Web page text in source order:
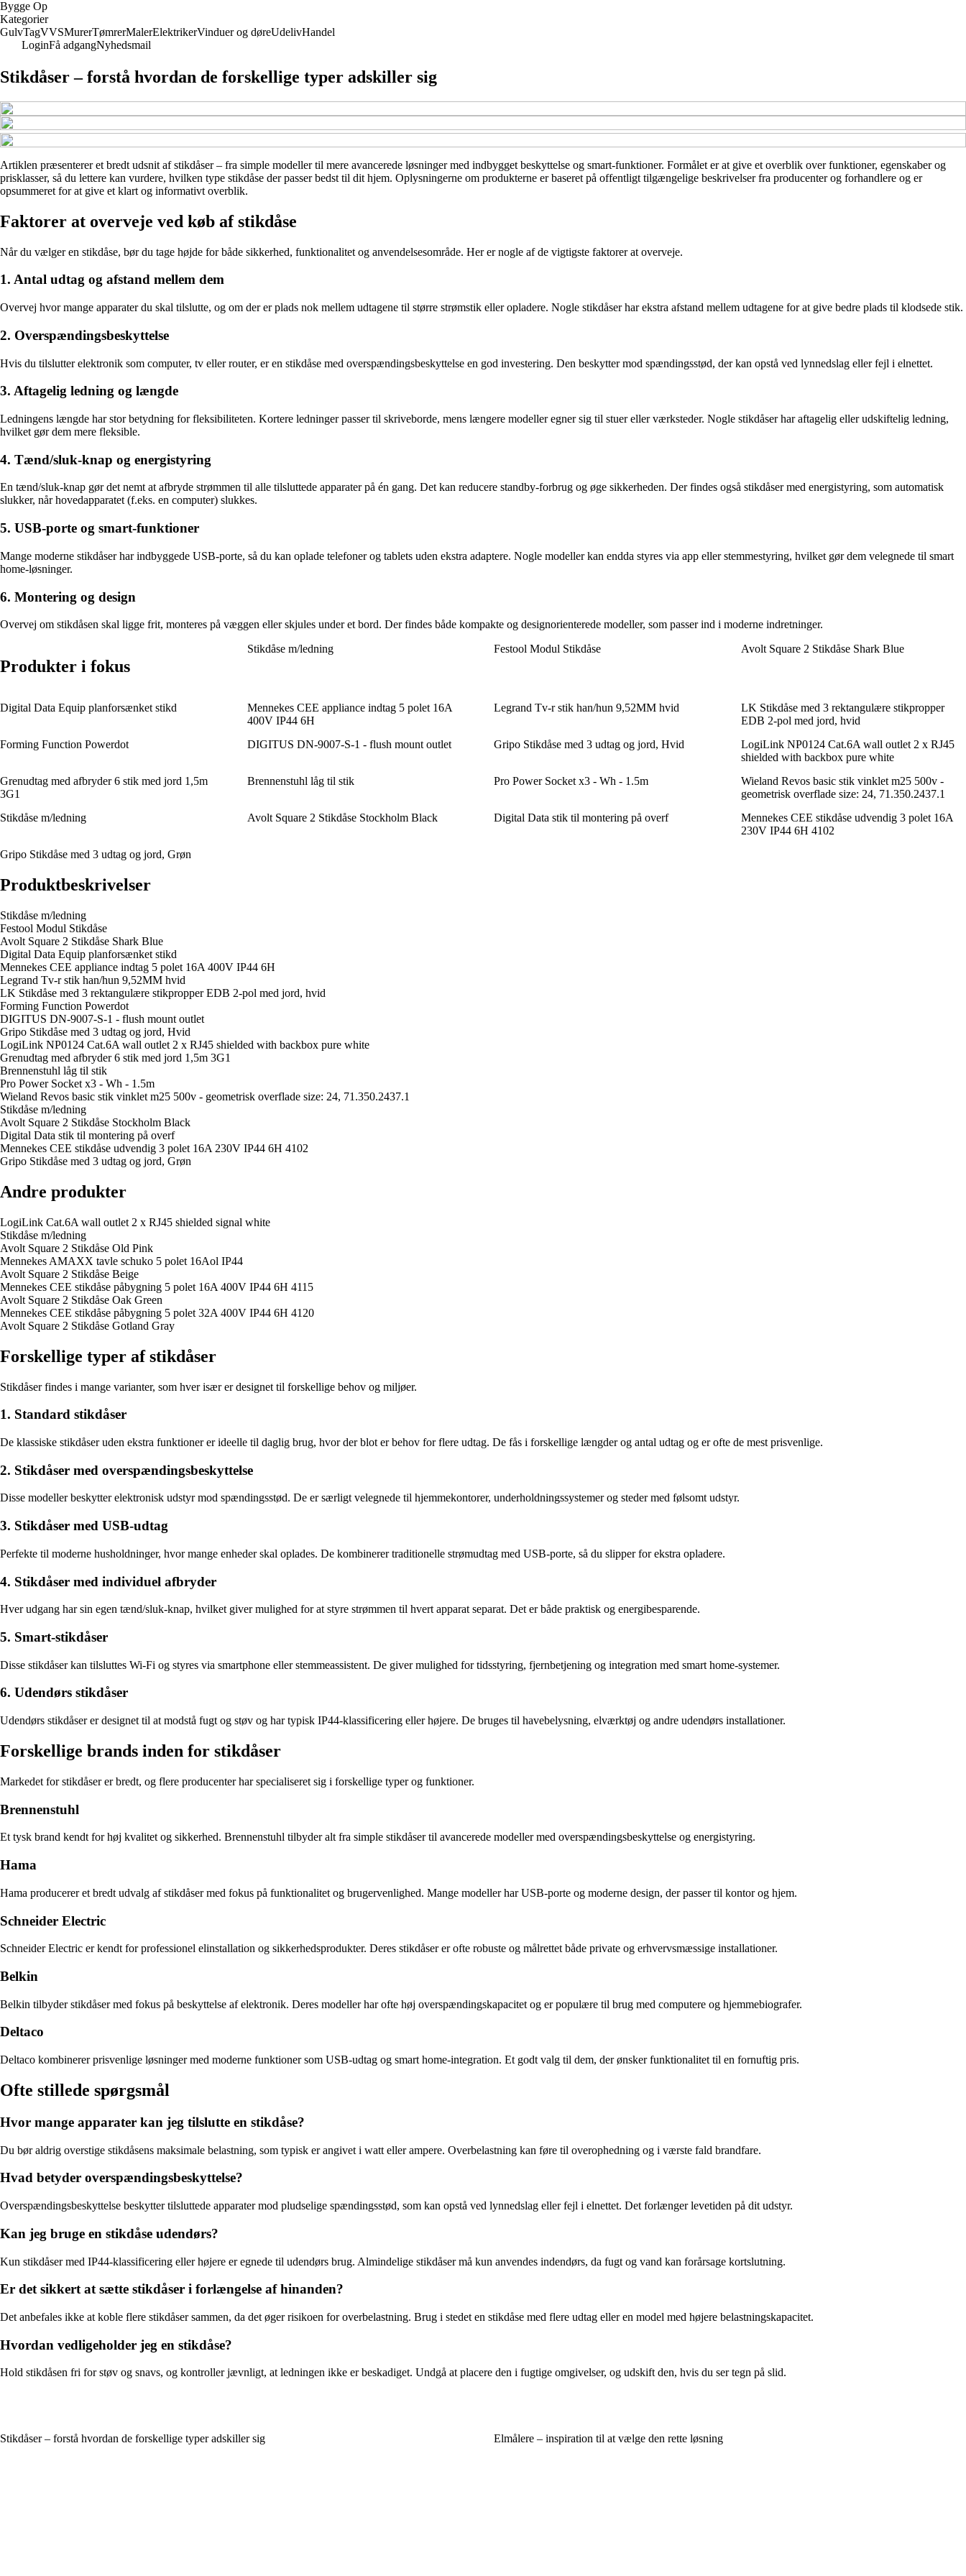
Bygge Op
Kategorier
GulvTagVVSMurerTømrerMalerElektrikerVinduer og døreUdelivHandel
LoginFå adgangNyhedsmail
Stikdåser – forstå hvordan de forskellige typer adskiller sig
Artiklen præsenterer et bredt udsnit af stikdåser – fra simple modeller til mere avancerede løsninger med indbygget beskyttelse og smart-funktioner. Formålet er at give et overblik over funktioner, egenskaber og
prisklasser, så du lettere kan vurdere, hvilken type stikdåse der passer bedst til dit hjem. Oplysningerne om produkterne er baseret på offentligt tilgængelige beskrivelser fra producenter og forhandlere og er
opsummeret for at give et klart og informativt overblik.
Faktorer at overveje ved køb af stikdåse
Når du vælger en stikdåse, bør du tage højde for både sikkerhed, funktionalitet og anvendelsesområde. Her er nogle af de vigtigste faktorer at overveje.
1. Antal udtag og afstand mellem dem
Overvej hvor mange apparater du skal tilslutte, og om der er plads nok mellem udtagene til større strømstik eller opladere. Nogle stikdåser har ekstra afstand mellem udtagene for at give bedre plads til klodsede stik.
2. Overspændingsbeskyttelse
Hvis du tilslutter elektronik som computer, tv eller router, er en stikdåse med overspændingsbeskyttelse en god investering. Den beskytter mod spændingsstød, der kan opstå ved lynnedslag eller fejl i elnettet.
3. Aftagelig ledning og længde
Ledningens længde har stor betydning for fleksibiliteten. Kortere ledninger passer til skriveborde, mens længere modeller egner sig til stuer eller værksteder. Nogle stikdåser har aftagelig eller udskiftelig ledning,
hvilket gør dem mere fleksible.
4. Tænd/sluk-knap og energistyring
En tænd/sluk-knap gør det nemt at afbryde strømmen til alle tilsluttede apparater på én gang. Det kan reducere standby-forbrug og øge sikkerheden. Der findes også stikdåser med energistyring, som automatisk
slukker, når hovedapparatet (f.eks. en computer) slukkes.
5. USB-porte og smart-funktioner
Mange moderne stikdåser har indbyggede USB-porte, så du kan oplade telefoner og tablets uden ekstra adaptere. Nogle modeller kan endda styres via app eller stemmestyring, hvilket gør dem velegnede til smart
home-løsninger.
6. Montering og design
Overvej om stikdåsen skal ligge frit, monteres på væggen eller skjules under et bord. Der findes både kompakte og designorienterede modeller, som passer ind i moderne indretninger.
Produkter i fokus
Stikdåse m/ledning Festool Modul Stikdåse Avolt Square 2 Stikdåse Shark Blue
Digital Data Equip planforsænket stikd
Mennekes CEE appliance indtag 5 polet 16A
400V IP44 6H
Legrand Tv-r stik han/hun 9,52MM hvid
LK Stikdåse med 3 rektangulære stikpropper
EDB 2-pol med jord, hvid
Forming Function Powerdot
DIGITUS DN-9007-S-1 - flush mount outlet Gripo Stikdåse med 3 udtag og jord, Hvid
LogiLink NP0124 Cat.6A wall outlet 2 x RJ45
shielded with backbox pure white
Grenudtag med afbryder 6 stik med jord 1,5m
3G1
Brennenstuhl låg til stik Pro Power Socket x3 - Wh - 1.5m
Wieland Revos basic stik vinklet m25 500v -
geometrisk overflade size: 24, 71.350.2437.1
Stikdåse m/ledning
Avolt Square 2 Stikdåse Stockholm Black Digital Data stik til montering på overf
Mennekes CEE stikdåse udvendig 3 polet 16A
230V IP44 6H 4102
Gripo Stikdåse med 3 udtag og jord, Grøn
Produktbeskrivelser
Stikdåse m/ledning
Festool Modul Stikdåse
Avolt Square 2 Stikdåse Shark Blue
Digital Data Equip planforsænket stikd
Mennekes CEE appliance indtag 5 polet 16A 400V IP44 6H
Legrand Tv-r stik han/hun 9,52MM hvid
LK Stikdåse med 3 rektangulære stikpropper EDB 2-pol med jord, hvid
Forming Function Powerdot
DIGITUS DN-9007-S-1 - flush mount outlet
Gripo Stikdåse med 3 udtag og jord, Hvid
LogiLink NP0124 Cat.6A wall outlet 2 x RJ45 shielded with backbox pure white
Grenudtag med afbryder 6 stik med jord 1,5m 3G1
Brennenstuhl låg til stik
Pro Power Socket x3 - Wh - 1.5m
Wieland Revos basic stik vinklet m25 500v - geometrisk overflade size: 24, 71.350.2437.1
Stikdåse m/ledning
Avolt Square 2 Stikdåse Stockholm Black
Digital Data stik til montering på overf
Mennekes CEE stikdåse udvendig 3 polet 16A 230V IP44 6H 4102
Gripo Stikdåse med 3 udtag og jord, Grøn
Andre produkter
LogiLink Cat.6A wall outlet 2 x RJ45 shielded signal white
Stikdåse m/ledning
Avolt Square 2 Stikdåse Old Pink
Mennekes AMAXX tavle schuko 5 polet 16Aol IP44
Avolt Square 2 Stikdåse Beige
Mennekes CEE stikdåse påbygning 5 polet 16A 400V IP44 6H 4115
Avolt Square 2 Stikdåse Oak Green
Mennekes CEE stikdåse påbygning 5 polet 32A 400V IP44 6H 4120
Avolt Square 2 Stikdåse Gotland Gray
Forskellige typer af stikdåser
Stikdåser findes i mange varianter, som hver især er designet til forskellige behov og miljøer.
1. Standard stikdåser
De klassiske stikdåser uden ekstra funktioner er ideelle til daglig brug, hvor der blot er behov for flere udtag. De fås i forskellige længder og antal udtag og er ofte de mest prisvenlige.
2. Stikdåser med overspændingsbeskyttelse
Disse modeller beskytter elektronisk udstyr mod spændingsstød. De er særligt velegnede til hjemmekontorer, underholdningssystemer og steder med følsomt udstyr.
3. Stikdåser med USB-udtag
Perfekte til moderne husholdninger, hvor mange enheder skal oplades. De kombinerer traditionelle strømudtag med USB-porte, så du slipper for ekstra opladere.
4. Stikdåser med individuel afbryder
Hver udgang har sin egen tænd/sluk-knap, hvilket giver mulighed for at styre strømmen til hvert apparat separat. Det er både praktisk og energibesparende.
5. Smart-stikdåser
Disse stikdåser kan tilsluttes Wi-Fi og styres via smartphone eller stemmeassistent. De giver mulighed for tidsstyring, fjernbetjening og integration med smart home-systemer.
6. Udendørs stikdåser
Udendørs stikdåser er designet til at modstå fugt og støv og har typisk IP44-klassificering eller højere. De bruges til havebelysning, elværktøj og andre udendørs installationer.
Forskellige brands inden for stikdåser
Markedet for stikdåser er bredt, og flere producenter har specialiseret sig i forskellige typer og funktioner.
Brennenstuhl
Et tysk brand kendt for høj kvalitet og sikkerhed. Brennenstuhl tilbyder alt fra simple stikdåser til avancerede modeller med overspændingsbeskyttelse og energistyring.
Hama
Hama producerer et bredt udvalg af stikdåser med fokus på funktionalitet og brugervenlighed. Mange modeller har USB-porte og moderne design, der passer til kontor og hjem.
Schneider Electric
Schneider Electric er kendt for professionel elinstallation og sikkerhedsprodukter. Deres stikdåser er ofte robuste og målrettet både private og erhvervsmæssige installationer.
Belkin
Belkin tilbyder stikdåser med fokus på beskyttelse af elektronik. Deres modeller har ofte høj overspændingskapacitet og er populære til brug med computere og hjemmebiografer.
Deltaco
Deltaco kombinerer prisvenlige løsninger med moderne funktioner som USB-udtag og smart home-integration. Et godt valg til dem, der ønsker funktionalitet til en fornuftig pris.
Ofte stillede spørgsmål
Hvor mange apparater kan jeg tilslutte en stikdåse?
Du bør aldrig overstige stikdåsens maksimale belastning, som typisk er angivet i watt eller ampere. Overbelastning kan føre til overophedning og i værste fald brandfare.
Hvad betyder overspændingsbeskyttelse?
Overspændingsbeskyttelse beskytter tilsluttede apparater mod pludselige spændingsstød, som kan opstå ved lynnedslag eller fejl i elnettet. Det forlænger levetiden på dit udstyr.
Kan jeg bruge en stikdåse udendørs?
Kun stikdåser med IP44-klassificering eller højere er egnede til udendørs brug. Almindelige stikdåser må kun anvendes indendørs, da fugt og vand kan forårsage kortslutning.
Er det sikkert at sætte stikdåser i forlængelse af hinanden?
Det anbefales ikke at koble flere stikdåser sammen, da det øger risikoen for overbelastning. Brug i stedet en stikdåse med flere udtag eller en model med højere belastningskapacitet.
Hvordan vedligeholder jeg en stikdåse?
Hold stikdåsen fri for støv og snavs, og kontroller jævnligt, at ledningen ikke er beskadiget. Undgå at placere den i fugtige omgivelser, og udskift den, hvis du ser tegn på slid.
Stikdåser – forstå hvordan de forskellige typer adskiller sig Elmålere – inspiration til at vælge den rette løsning